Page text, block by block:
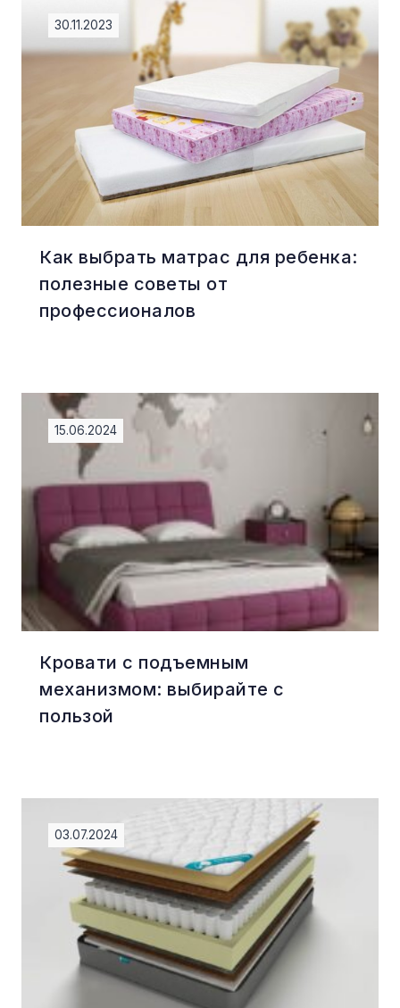
Как выбрать матрас для ребенка:
полезные советы от
профессионалов
30.11.2023
Кровати с подъемным
механизмом: выбирайте с
пользой
15.06.2024
03.07.2024